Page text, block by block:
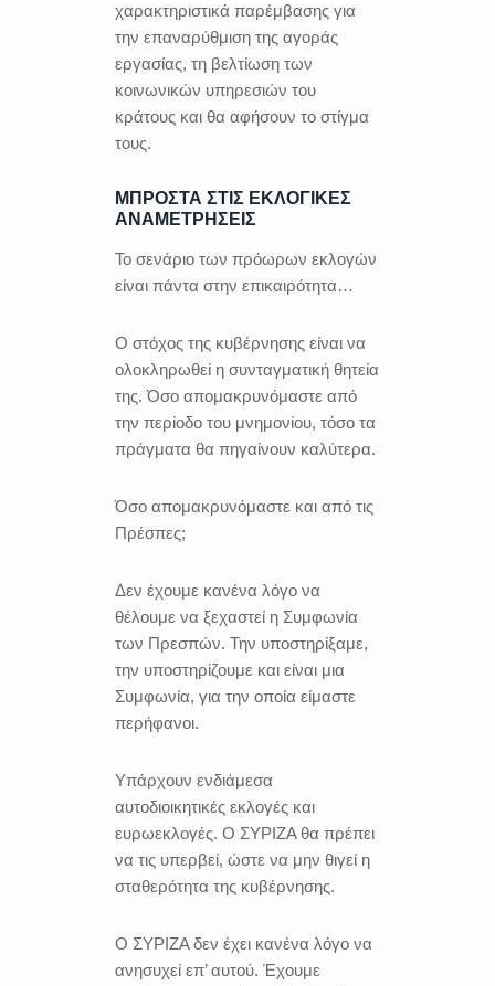
χαρακτηριστικά παρέμβασης για
την επαναρύθμιση της αγοράς
εργασίας, τη βελτίωση των
κοινωνικών υπηρεσιών του
κράτους και θα αφήσουν το στίγμα
τους.
ΜΠΡΟΣΤΑ ΣΤΙΣ ΕΚΛΟΓΙΚΕΣ
ΑΝΑΜΕΤΡΗΣΕΙΣ
Το σενάριο των πρόωρων εκλογών
είναι πάντα στην επικαιρότητα…
Ο στόχος της κυβέρνησης είναι να
ολοκληρωθεί η συνταγματική θητεία
της. Όσο απομακρυνόμαστε από
την περίοδο του μνημονίου, τόσο τα
πράγματα θα πηγαίνουν καλύτερα.
Όσο απομακρυνόμαστε και από τις
Πρέσπες;
Δεν έχουμε κανένα λόγο να
θέλουμε να ξεχαστεί η Συμφωνία
των Πρεσπών. Την υποστηρίξαμε,
την υποστηρίζουμε και είναι μια
Συμφωνία, για την οποία είμαστε
περήφανοι.
Υπάρχουν ενδιάμεσα
αυτοδιοικητικές εκλογές και
ευρωεκλογές. Ο ΣΥΡΙΖΑ θα πρέπει
να τις υπερβεί, ώστε να μην θιγεί η
σταθερότητα της κυβέρνησης.
Ο ΣΥΡΙΖΑ δεν έχει κανένα λόγο να
ανησυχεί επ’ αυτού. Έχουμε